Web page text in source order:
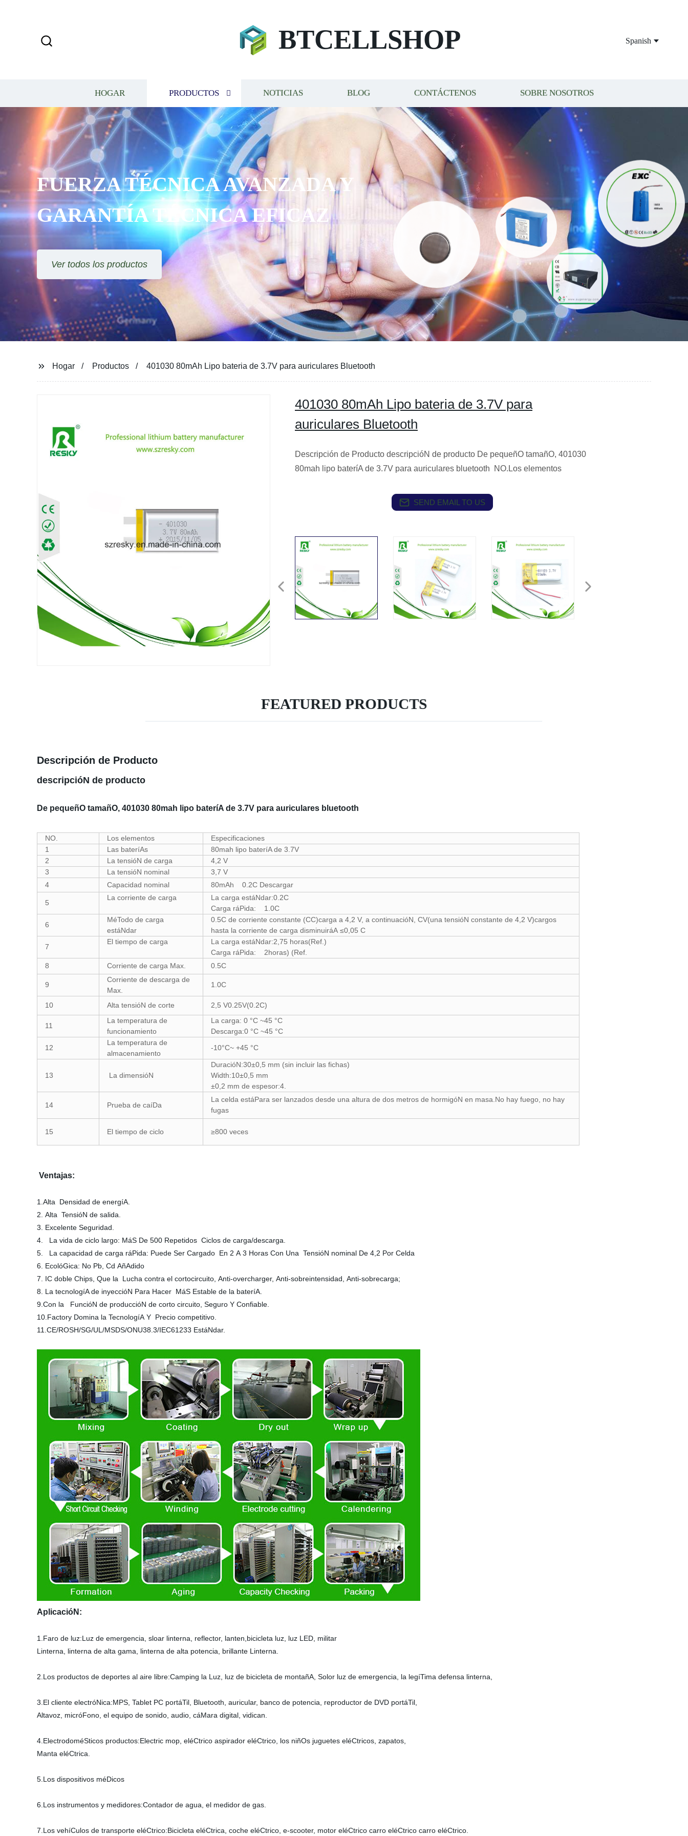
BTCELLSHOP Spanish
HOGAR PRODUCTOS NOTICIAS BLOG CONTÁCTENOS SOBRE NOSOTROS
FUERZA TÉCNICA AVANZADA Y
GARANTÍA TÉCNICA EFICAZ
Ver todos los productos
Hogar Productos 401030 80mAh Lipo bateria de 3.7V para auriculares Bluetooth
401030 80mAh Lipo bateria de 3.7V para
auriculares Bluetooth
Descripción de Producto descripcióN de producto De pequeñO tamañO, 401030
80mah lipo bateríA de 3.7V para auriculares bluetooth NO.Los elementos
SEND EMAIL TO US
FEATURED PRODUCTS
Descripción de Producto
descripcióN de producto
De pequeñO tamañO, 401030 80mah lipo bateríA de 3.7V para auriculares bluetooth
NO. Los elementos
Especificaciones
1
Las bateríAs
80mah lipo bateríA de 3.7V
2
La tensióN de carga
4,2 V
3
La tensióN nominal
3,7 V
4
Capacidad nominal 80mAh 0.2C Descargar
5
La corriente de carga
La carga estáNdar:0.2C
Carga ráPida: 1.0C
6
MéTodo de carga
estáNdar
0.5C de corriente constante (CC)carga a 4,2 V, a continuacióN, CV(una tensióN constante de 4,2 V)cargos
hasta la corriente de carga disminuiráA ≤0,05 C
7
El tiempo de carga
La carga estáNdar:2,75 horas(Ref.)
Carga ráPida: 2horas) (Ref.
8
Corriente de carga Max. 0.5C
9
Corriente de descarga de
Max.
1.0C
10 Alta tensióN de corte 2,5 V0.25V(0.2C)
11
La temperatura de
funcionamiento
La carga: 0 °C ~45 °C
Descarga:0 °C ~45 °C
12
La temperatura de
almacenamiento
-10°C~ +45 °C
13 La dimensióN
DuracióN:30±0,5 mm (sin incluir las fichas)
Width:10±0,5 mm
±0,2 mm de espesor:4.
14 Prueba de caíDa
La celda estáPara ser lanzados desde una altura de dos metros de hormigóN en masa.No hay fuego, no hay
fugas
15 El tiempo de ciclo ≥800 veces
Ventajas:
1.Alta Densidad de energíA.
2. Alta TensióN de salida.
3. Excelente Seguridad.
4. La vida de ciclo largo: MáS De 500 Repetidos Ciclos de carga/descarga.
5. La capacidad de carga ráPida: Puede Ser Cargado En 2 A 3 Horas Con Una TensióN nominal De 4,2 Por Celda
6. EcolóGica: No Pb, Cd AñAdido
7. IC doble Chips, Que la Lucha contra el cortocircuito, Anti-overcharger, Anti-sobreintensidad, Anti-sobrecarga;
8. La tecnologíA de inyeccióN Para Hacer MáS Estable de la bateríA.
9.Con la FuncióN de produccióN de corto circuito, Seguro Y Confiable.
10.Factory Domina la TecnologíA Y Precio competitivo.
11.CE/ROSH/SG/UL/MSDS/ONU38.3/IEC61233 EstáNdar.
AplicacióN:
1.Faro de luz:Luz de emergencia, sloar linterna, reflector, lanten,bicicleta luz, luz LED, militar
Linterna, linterna de alta gama, linterna de alta potencia, brillante Linterna.
2.Los productos de deportes al aire libre:Camping la Luz, luz de bicicleta de montañA, Solor luz de emergencia, la legíTima defensa linterna,
3.El cliente electróNica:MPS, Tablet PC portáTil, Bluetooth, auricular, banco de potencia, reproductor de DVD portáTil,
Altavoz, micróFono, el equipo de sonido, audio, cáMara digital, vidican.
4.ElectrodoméSticos productos:Electric mop, eléCtrico aspirador eléCtrico, los niñOs juguetes eléCtricos, zapatos,
Manta eléCtrica.
5.Los dispositivos méDicos
6.Los instrumentos y medidores:Contador de agua, el medidor de gas.
7.Los vehíCulos de transporte eléCtrico:Bicicleta eléCtrica, coche eléCtrico, e-scooter, motor eléCtrico carro eléCtrico carro eléCtrico.